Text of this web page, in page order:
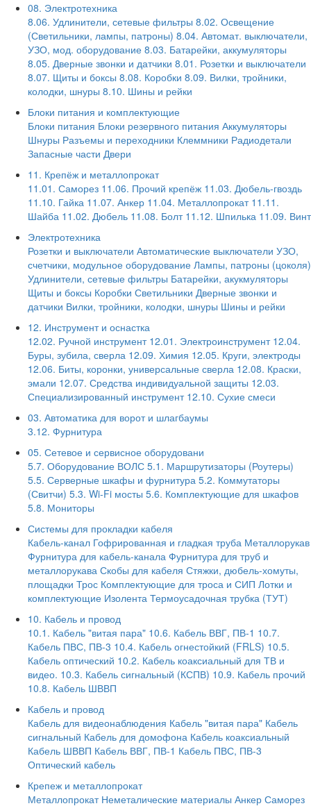
08. Электротехника
8.06. Удлинители, сетевые фильтры 8.02. Освещение
(Светильники, лампы, патроны) 8.04. Автомат. выключатели,
УЗО, мод. оборудование 8.03. Батарейки, аккумуляторы
8.05. Дверные звонки и датчики 8.01. Розетки и выключатели
8.07. Щиты и боксы 8.08. Коробки 8.09. Вилки, тройники,
колодки, шнуры 8.10. Шины и рейки
Блоки питания и комплектующие
Блоки питания Блоки резервного питания Аккумуляторы
Шнуры Разъемы и переходники Клеммники Радиодетали
Запасные части Двери
11. Крепёж и металлопрокат
11.01. Саморез 11.06. Прочий крепёж 11.03. Дюбель-гвоздь
11.10. Гайка 11.07. Анкер 11.04. Металлопрокат 11.11.
Шайба 11.02. Дюбель 11.08. Болт 11.12. Шпилька 11.09. Винт
Электротехника
Розетки и выключатели Автоматические выключатели УЗО,
счетчики, модульное оборудование Лампы, патроны (цоколя)
Удлинители, сетевые фильтры Батарейки, акукмуляторы
Щиты и боксы Коробки Светильники Дверные звонки и
датчики Вилки, тройники, колодки, шнуры Шины и рейки
12. Инструмент и оснастка
12.02. Ручной инструмент 12.01. Электроинструмент 12.04.
Буры, зубила, сверла 12.09. Химия 12.05. Круги, электроды
12.06. Биты, коронки, универсальные сверла 12.08. Краски,
эмали 12.07. Средства индивидуальной защиты 12.03.
Специализированный инструмент 12.10. Сухие смеси
03. Автоматика для ворот и шлагбаумы
3.12. Фурнитура
05. Сетевое и сервисное оборудовани
5.7. Оборудование ВОЛС 5.1. Маршрутизаторы (Роутеры)
5.5. Серверные шкафы и фурнитура 5.2. Коммутаторы
(Свитчи) 5.3. Wi-Fi мосты 5.6. Комплектующие для шкафов
5.8. Мониторы
Системы для прокладки кабеля
Кабель-канал Гофрированная и гладкая труба Металлорукав
Фурнитура для кабель-канала Фурнитура для труб и
металлорукава Скобы для кабеля Стяжки, дюбель-хомуты,
площадки Трос Комплектующие для троса и СИП Лотки и
комплектующие Изолента Термоусадочная трубка (ТУТ)
10. Кабель и провод
10.1. Кабель "витая пара" 10.6. Кабель ВВГ, ПВ-1 10.7.
Кабель ПВС, ПВ-3 10.4. Кабель огнестойкий (FRLS) 10.5.
Кабель оптический 10.2. Кабель коаксиальный для ТВ и
видео. 10.3. Кабель сигнальный (КСПВ) 10.9. Кабель прочий
10.8. Кабель ШВВП
Кабель и провод
Кабель для видеонаблюдения Кабель "витая пара" Кабель
сигнальный Кабель для домофона Кабель коаксиальный
Кабель ШВВП Кабель ВВГ, ПВ-1 Кабель ПВС, ПВ-3
Оптический кабель
Крепеж и металлопрокат
Металлопрокат Неметалические материалы Анкер Саморез